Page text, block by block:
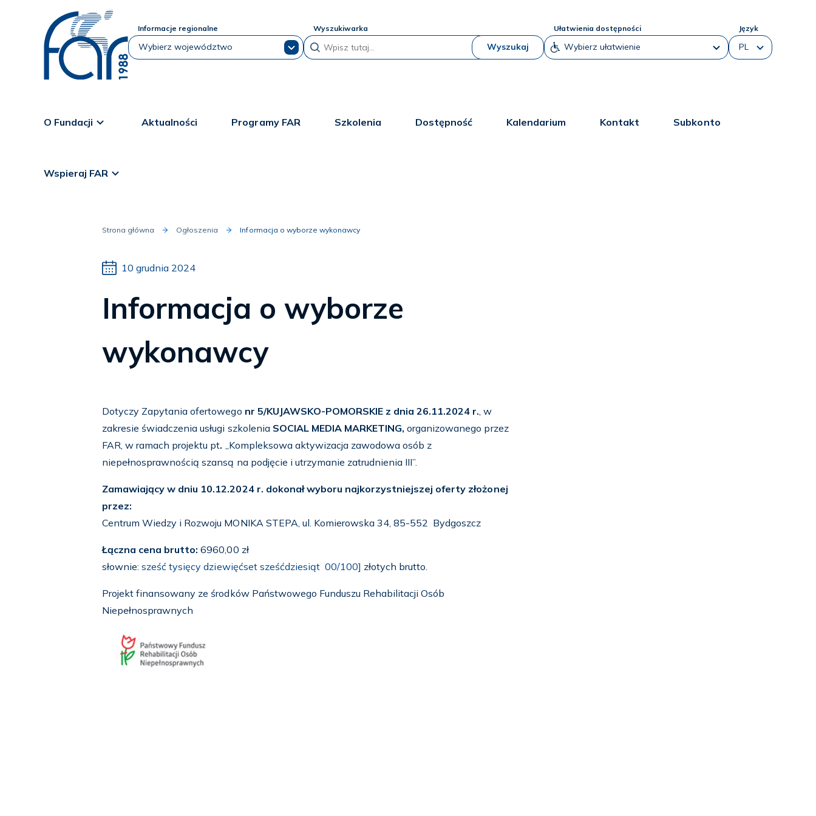
Informacje regionalne Wyszukiwarka
Wyszukaj
Ułatwienia dostępności Język
O Fundacji Aktualności Programy FAR Szkolenia Dostępność Kalendarium Kontakt Subkonto
Wspieraj FAR
Strona główna Ogłoszenia Informacja o wyborze wykonawcy
10 grudnia 2024
Informacja o wyborze
wykonawcy
Dotyczy Zapytania ofertowego nr 5/KUJAWSKO-POMORSKIE z dnia 26.11.2024 r., w
zakresie świadczenia usługi szkolenia SOCIAL MEDIA MARKETING, organizowanego przez
FAR, w ramach projektu pt. „Kompleksowa aktywizacja zawodowa osób z
niepełnosprawnością szansą na podjęcie i utrzymanie zatrudnienia III”.
Zamawiający w dniu 10.12.2024 r. dokonał wyboru najkorzystniejszej oferty złożonej
przez:
Centrum Wiedzy i Rozwoju MONIKA STEPA, ul. Komierowska 34, 85-552 Bydgoszcz
Łączna cena brutto: 6960,00 zł
słownie:sześć tysięcy dziewięćset sześćdziesiąt 00/100] złotych brutto.
Projekt finansowany ze środków Państwowego Funduszu Rehabilitacji Osób
Niepełnosprawnych